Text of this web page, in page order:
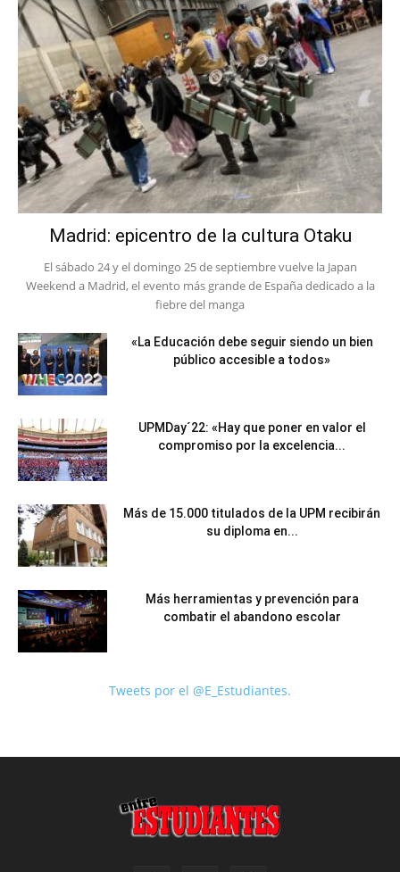
Madrid: epicentro de la cultura Otaku
El sábado 24 y el domingo 25 de septiembre vuelve la Japan
Weekend a Madrid, el evento más grande de España dedicado a la
fiebre del manga
«La Educación debe seguir siendo un bien
público accesible a todos»
UPMDay´22: «Hay que poner en valor el
compromiso por la excelencia...
Más de 15.000 titulados de la UPM recibirán
su diploma en...
Más herramientas y prevención para
combatir el abandono escolar
Tweets por el @E_Estudiantes.